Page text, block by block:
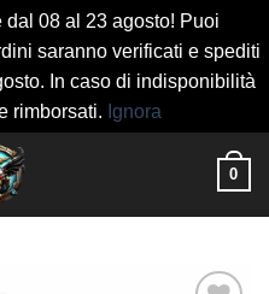
08 al 23 agosto! Puoi
saranno verificati e spediti
In caso di indisponibilità
rimborsati. Ignora
0